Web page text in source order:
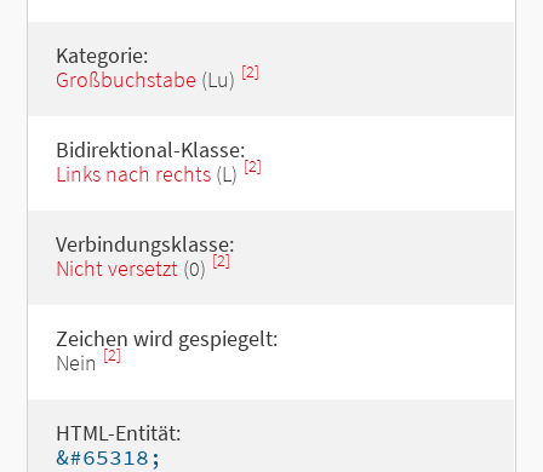
Kategorie:
Großbuchstabe (Lu) [2]
Bidirektional-Klasse:
Links nach rechts(L) [2]
Verbindungsklasse:
Nicht versetzt(0) [2]
Zeichen wird gespiegelt:
Nein [2]
HTML-Entität:
&#65318;